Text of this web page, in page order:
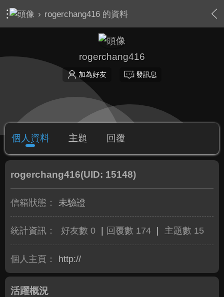
› rogerchang416 的資料
rogerchang416
加為好友 發訊息
個人資料 主題 回覆
rogerchang416(UID: 15148)
信箱狀態： 未驗證
統計資訊： 好友數 0 回覆數 174 主題數 15
個人主頁： http://
活躍概況